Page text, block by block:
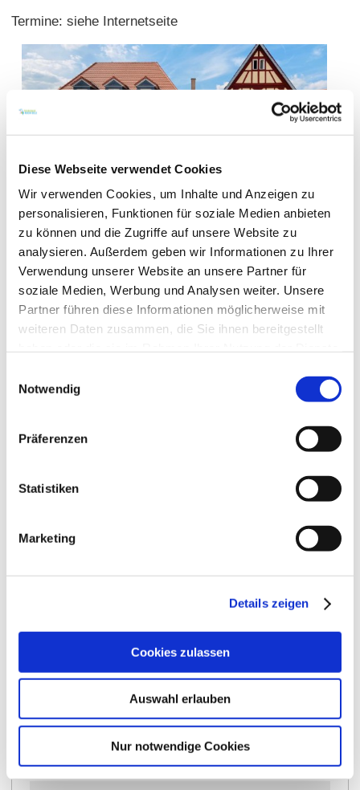
Diese Webseite verwendet Cookies
Wir verwenden Cookies, um Inhalte und Anzeigen zu
personalisieren, Funktionen für soziale Medien anbieten
zu können und die Zugriffe auf unsere Website zu
analysieren. Außerdem geben wir Informationen zu Ihrer
Verwendung unserer Website an unsere Partner für
soziale Medien, Werbung und Analysen weiter. Unsere
Partner führen diese Informationen möglicherweise mit
weiteren Daten zusammen, die Sie ihnen bereitgestellt
Notwendig
Präferenzen
Statistiken
Marketing
Details zeigen
Cookies zulassen
Auswahl erlauben
Nur notwendige Cookies
Termine: siehe Internetseite
+ 1 weiteres
12.09.2025 bis 31.12.2050
Montag von 17:00 bis 22:00 Uhr
von 17:00 bis 22:00 Uhr
Samstag von 17:00 bis 22:00 Uhr